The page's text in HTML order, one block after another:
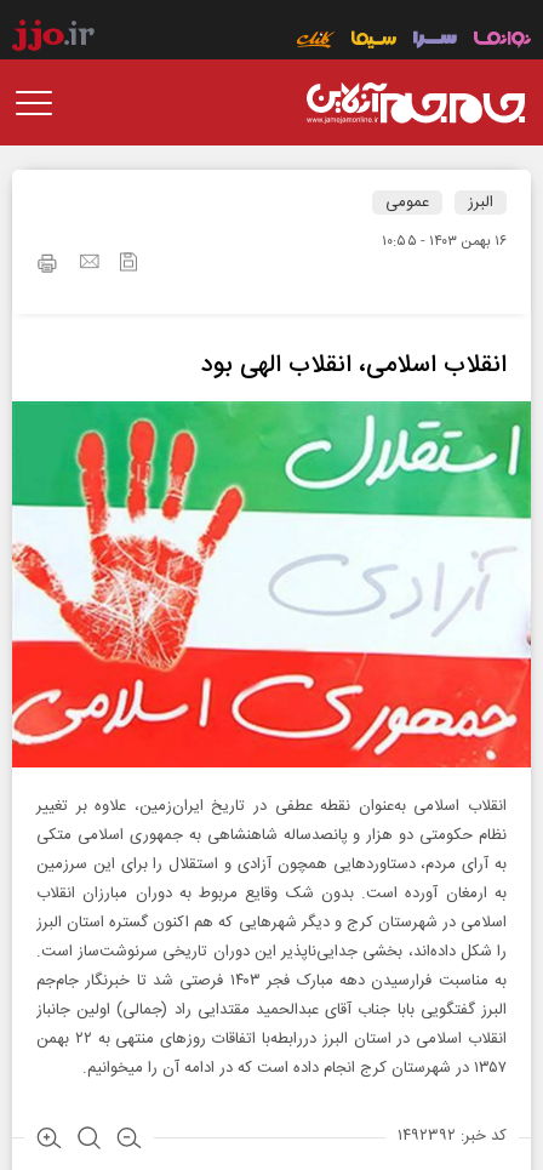
البرز عمومی
۱۶ بهمن ۱۴۰۳ - ۱۰:۵۵
انقلاب اسلامی، انقلاب الهی بود
انقلاب اسلامی به‌عنوان نقطه عطفی در تاریخ ایران‌زمین، علاوه بر تغییر
نظام حکومتی دو هزار و پانصد‌ساله شاهنشاهی به جمهوری اسلامی متکی
به آرای مردم، دستاورد‌هایی همچون آزادی و استقلال را برای این سرزمین
به ارمغان آورده است. بدون شک وقایع مربوط به دوران مبارزان انقلاب
اسلامی در شهرستان کرج و دیگر شهر‌هایی که هم اکنون گستره استان البرز
را شکل داده‌اند، بخشی جدایی‌ناپذیر این دوران تاریخی سرنوشت‌ساز است.
به مناسبت فرارسیدن دهه مبارک فجر ۱۴۰۳ فرصتی شد تا خبرنگار جام‌جم
البرز گفتگویی بابا جناب آقای عبدالحمید مقتدایی راد (جمالی) اولین جانباز
انقلاب اسلامی در استان البرز دررابطه‌با اتفاقات روز‌های منتهی به ۲۲ بهمن
۱۳۵۷ در شهرستان کرج انجام داده است که در ادامه آن را میخوانیم.
کد خبر: ۱۴۹۲۳۹۲